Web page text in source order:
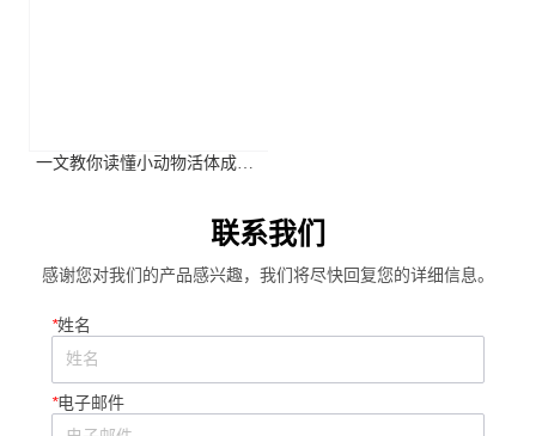
一文教你读懂小动物活体成像
联系我们
感谢您对我们的产品感兴趣，我们将尽快回复您的详细信息。
*姓名
*电子邮件